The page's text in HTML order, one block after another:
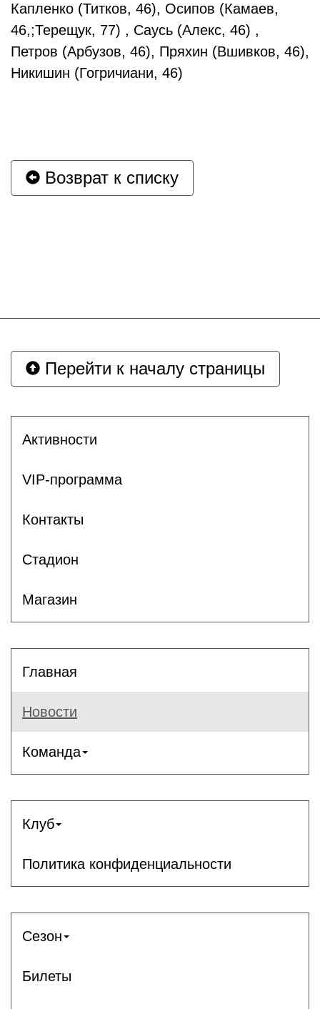
Капленко (Титков, 46), Осипов (Камаев,
46,;Терещук, 77) , Саусь (Алекс, 46) ,
Петров (Арбузов, 46), Пряхин (Вшивков, 46),
Никишин (Гогричиани, 46)
Возврат к списку
Перейти к началу страницы
Активности
VIP-программа
Контакты
Стадион
Магазин
Главная
Новости
Команда
Клуб
Политика конфиденциальности
Сезон
Билеты